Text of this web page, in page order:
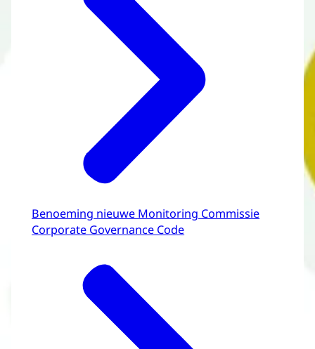
Benoeming nieuwe Monitoring Commissie
Corporate Governance Code